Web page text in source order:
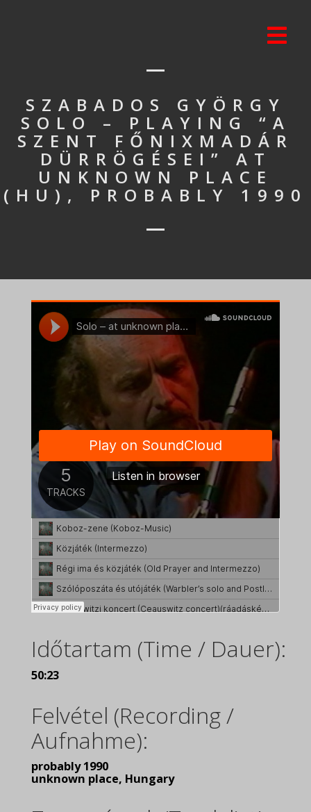
SZABADOS GYÖRGY
SOLO – PLAYING “A
SZENT FŐNIXMADÁR
DÜRRÖGÉSEI” AT
UNKNOWN PLACE
(HU), PROBABLY 1990
Időtartam (Time / Dauer):
50:23
Felvétel (Recording /
Aufnahme):
probably 1990
unknown place, Hungary